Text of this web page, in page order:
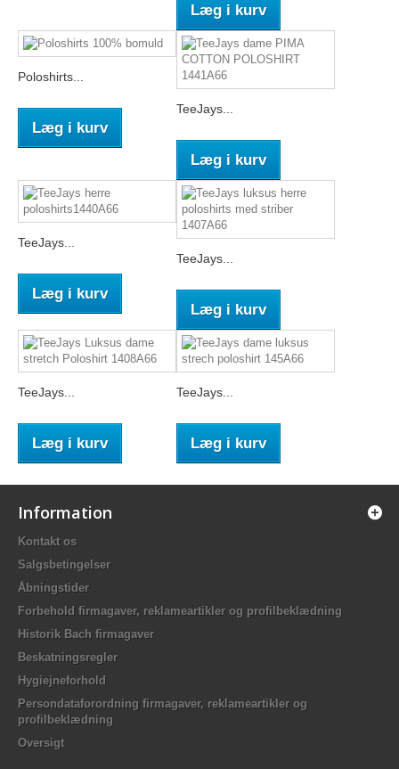
Læg i kurv
Poloshirts...
Læg i kurv
TeeJays...
Læg i kurv
TeeJays...
Læg i kurv
TeeJays...
Læg i kurv
TeeJays...
Læg i kurv
TeeJays...
Læg i kurv
Information
Kontakt os
Salgsbetingelser
Åbningstider
Forbehold firmagaver, reklameartikler og profilbeklædning
Historik Bach firmagaver
Beskatningsregler
Hygiejneforhold
Persondataforordning firmagaver, reklameartikler og
profilbeklædning
Oversigt